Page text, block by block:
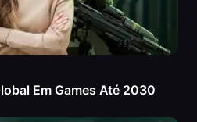
Em Games Até 2030